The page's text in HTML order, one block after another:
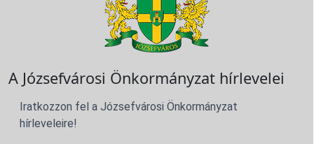
A Józsefvárosi Önkormányzat hírlevelei
Iratkozzon fel a Józsefvárosi Önkormányzat
hírleveleire!